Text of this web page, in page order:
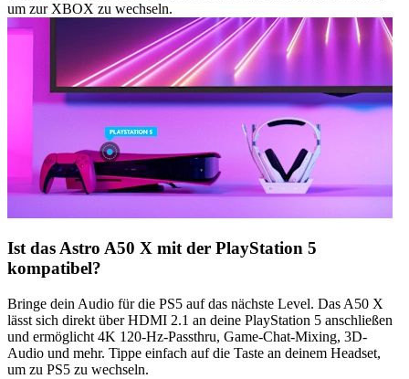
um zur XBOX zu wechseln.
Ist das Astro A50 X mit der PlayStation 5
kompatibel?
Bringe dein Audio für die PS5 auf das nächste Level. Das A50 X
lässt sich direkt über HDMI 2.1 an deine PlayStation 5 anschließen
und ermöglicht 4K 120-Hz-Passthru, Game-Chat-Mixing, 3D-
Audio und mehr. Tippe einfach auf die Taste an deinem Headset,
um zu PS5 zu wechseln.